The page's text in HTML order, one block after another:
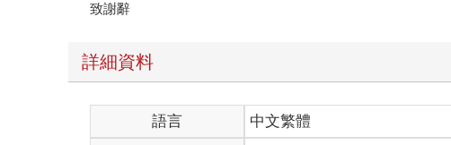
致謝辭
詳細資料
語言 中文繁體